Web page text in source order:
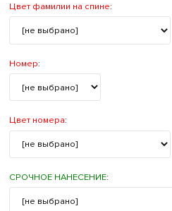
Цвет фамилии на спине:
Номер:
Цвет номера:
СРОЧНОЕ НАНЕСЕНИЕ: